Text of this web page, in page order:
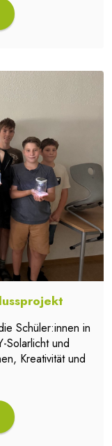
Schüler:innen in
Solarlicht und
Kreativität und